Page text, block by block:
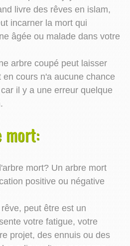
livre des rêves en islam,
incarner la mort qui
âgée ou malade dans votre
arbre coupé peut laisser
cours n'a aucune chance
il y a une erreur quelque
mort:
mort? Un arbre mort
positive ou négative
peut être est un
votre fatigue, votre
projet, des ennuis ou des